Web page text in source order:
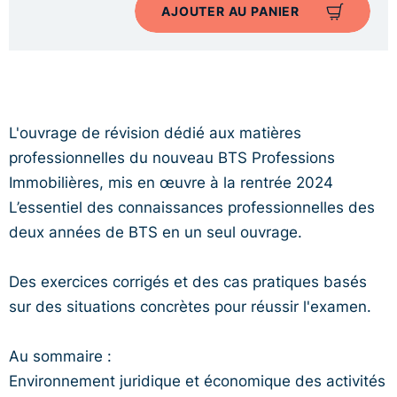
AJOUTER AU PANIER
L'ouvrage de révision dédié aux matières
professionnelles du nouveau BTS Professions
Immobilières, mis en œuvre à la rentrée 2024
L’essentiel des connaissances professionnelles des
deux années de BTS en un seul ouvrage.
Des exercices corrigés et des cas pratiques basés
sur des situations concrètes pour réussir l'examen.
Au sommaire :
Environnement juridique et économique des activités